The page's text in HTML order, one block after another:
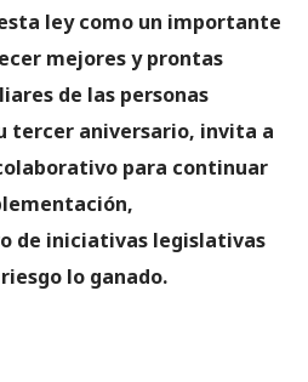
ley como un importante
mejores y prontas
de las personas
tercer aniversario, invita a
para continuar
de iniciativas legislativas
lo ganado.